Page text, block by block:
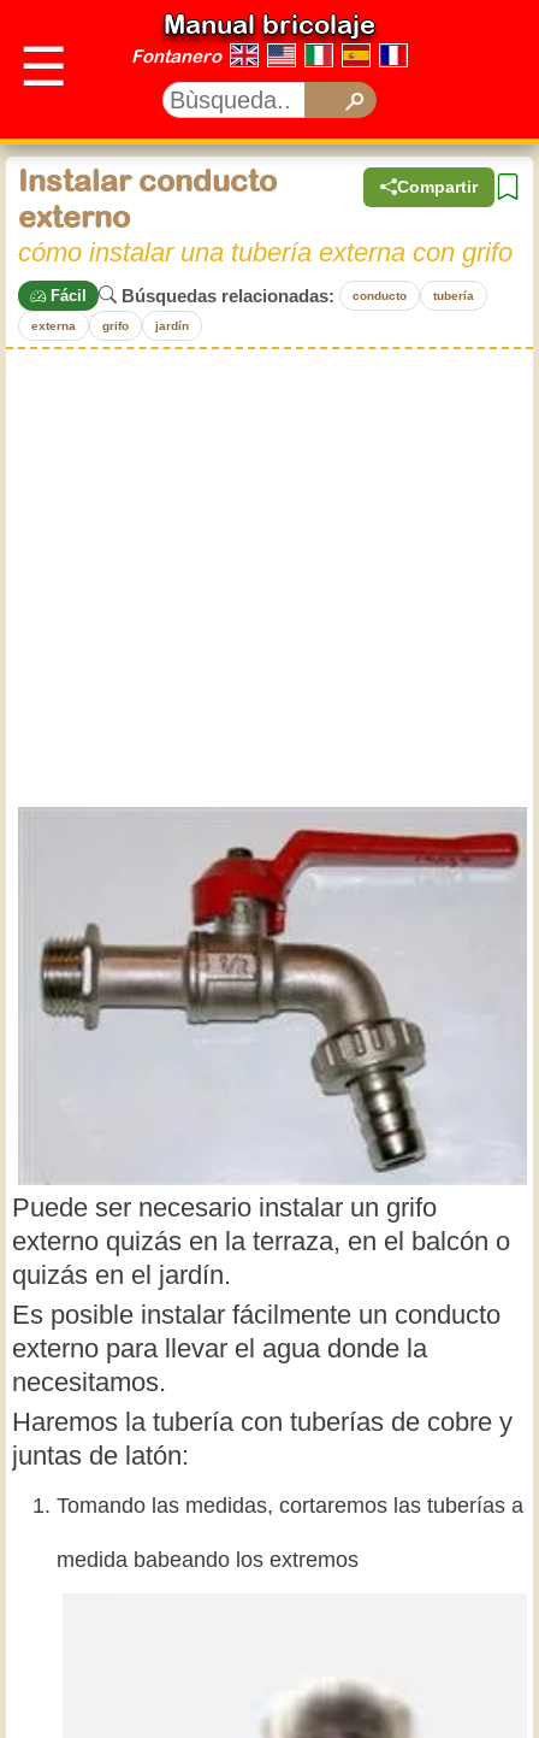
☰
Manual bricolaje
Fontanero
Compartir
Instalar conducto
externo
cómo instalar una tubería externa con grifo
Fácil Búsquedas relacionadas: conducto tubería
externa grifo jardín
Puede ser necesario instalar un grifo
externo quizás en la terraza, en el balcón o
quizás en el jardín.
Es posible instalar fácilmente un conducto
externo para llevar el agua donde la
necesitamos.
Haremos la tubería con tuberías de cobre y
juntas de latón:
Tomando las medidas, cortaremos las tuberías a
medida babeando los extremos